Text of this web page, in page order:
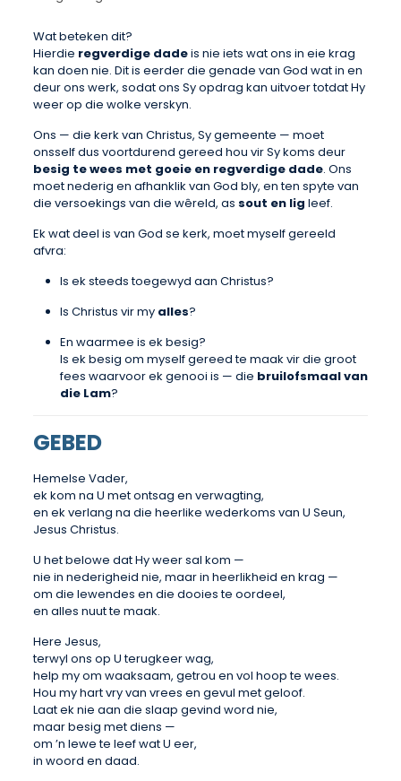
Wat beteken dit?
Hierdie regverdige dadeis nie iets wat ons in eie krag
kan doen nie. Dit is eerder die genade van God wat in en
deur ons werk, sodat ons Sy opdrag kan uitvoer totdat Hy
weer op die wolke verskyn.
Ons — die kerk van Christus, Sy gemeente — moet
onsself dus voortdurend gereed hou vir Sy koms deur
besig te wees met goeie en regverdige dade. Ons
moet nederig en afhanklik van God bly, en ten spyte van
die versoekings van die wêreld, as sout en lig leef.
Ek wat deel is van God se kerk, moet myself gereeld
afvra:
Is ek steeds toegewyd aan Christus?
Is Christus vir my alles?
En waarmee is ek besig?
Is ek besig om myself gereed te maak vir die groot
fees waarvoor ek genooi is — die bruilofsmaal van
die Lam?
GEBED
Hemelse Vader,
ek kom na U met ontsag en verwagting,
en ek verlang na die heerlike wederkoms van U Seun,
Jesus Christus.
U het belowe dat Hy weer sal kom —
nie in nederigheid nie, maar in heerlikheid en krag —
om die lewendes en die dooies te oordeel,
en alles nuut te maak.
Here Jesus,
terwyl ons op U terugkeer wag,
help my om waaksaam, getrou en vol hoop te wees.
Hou my hart vry van vrees en gevul met geloof.
Laat ek nie aan die slaap gevind word nie,
maar besig met diens —
om ’n lewe te leef wat U eer,
in woord en daad.